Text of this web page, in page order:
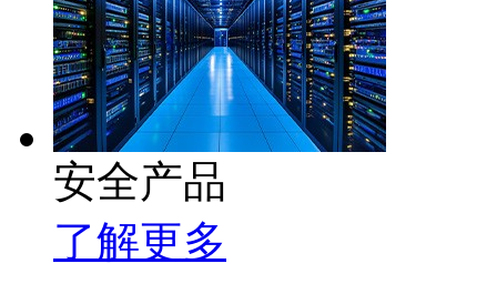
安全产品
了解更多